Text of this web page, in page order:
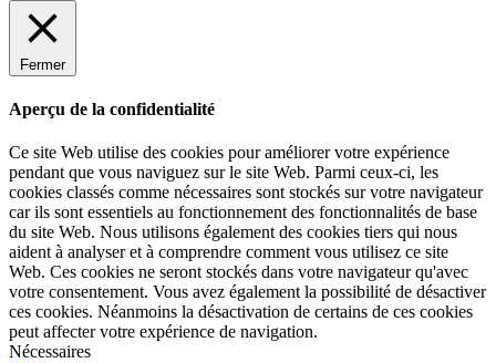
Fermer
Aperçu de la confidentialité
Ce site Web utilise des cookies pour améliorer votre expérience
pendant que vous naviguez sur le site Web. Parmi ceux-ci, les
cookies classés comme nécessaires sont stockés sur votre navigateur
car ils sont essentiels au fonctionnement des fonctionnalités de base
du site Web. Nous utilisons également des cookies tiers qui nous
aident à analyser et à comprendre comment vous utilisez ce site
Web. Ces cookies ne seront stockés dans votre navigateur qu'avec
votre consentement. Vous avez également la possibilité de désactiver
ces cookies. Néanmoins la désactivation de certains de ces cookies
peut affecter votre expérience de navigation.
Nécessaires